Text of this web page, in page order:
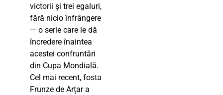
victorii și trei egaluri,
fără nicio înfrângere
— o serie care le dă
încredere înaintea
acestei confruntări
din Cupa Mondială.
Cel mai recent, fosta
Frunze de Arțar a